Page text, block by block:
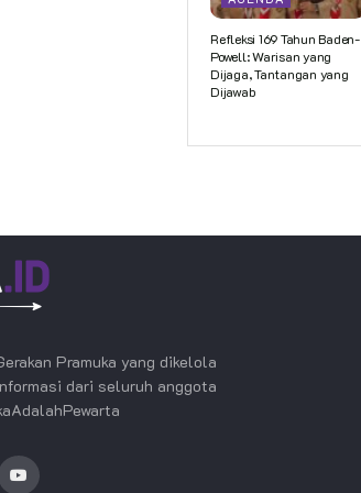
Refleksi 169 Tahun Baden-
Powell: Warisan yang
Dijaga, Tantangan yang
Dijawab
Pramuka yang dikelola
dari seluruh anggota